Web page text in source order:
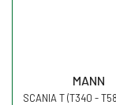
MANN
SCANIA T (T340 -